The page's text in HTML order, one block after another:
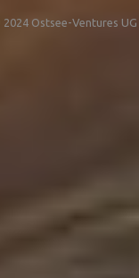
Ostsee-Ventures UG